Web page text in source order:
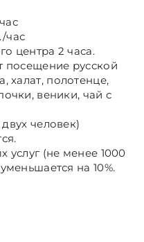
час
центра 2 часа.
посещение русской
халат, полотенце,
веники, чай с
человек)
услуг (не менее 1000
на 10%.